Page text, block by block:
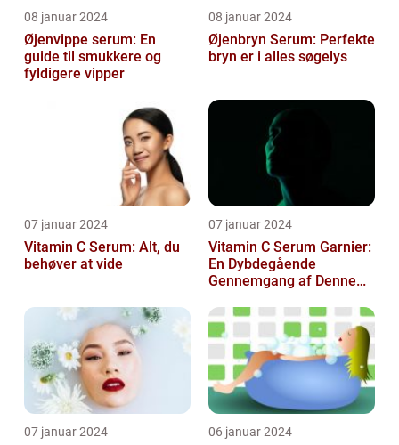
08 januar 2024
Øjenvippe serum: En
guide til smukkere og
fyldigere vipper
08 januar 2024
Øjenbryn Serum: Perfekte
bryn er i alles søgelys
07 januar 2024
Vitamin C Serum: Alt, du
behøver at vide
07 januar 2024
Vitamin C Serum Garnier:
En Dybdegående
Gennemgang af Denne
Kosmetikfavorit
07 januar 2024 06 januar 2024